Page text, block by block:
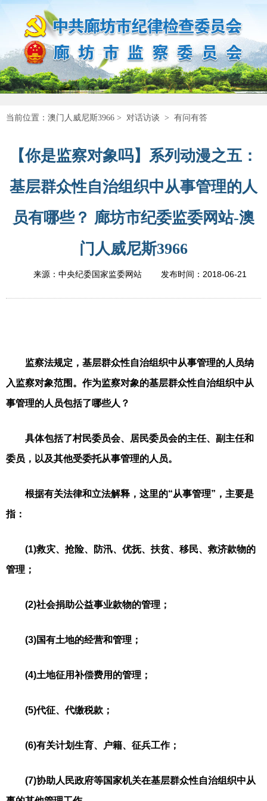
当前位置： 澳门人威尼斯3966 > 对话访谈 > 有问有答
【你是监察对象吗】系列动漫之五：
基层群众性自治组织中从事管理的人
员有哪些？ 廊坊市纪委监委网站-澳
门人威尼斯3966
来源：中央纪委国家监委网站 发布时间： 2018-06-21
监察法规定，基层群众性自治组织中从事管理的人员纳
入监察对象范围。作为监察对象的基层群众性自治组织中从
事管理的人员包括了哪些人？
具体包括了村民委员会、居民委员会的主任、副主任和
委员，以及其他受委托从事管理的人员。
根据有关法律和立法解释，这里的“从事管理”，主要是
指：
(1)救灾、抢险、防汛、优抚、扶贫、移民、救济款物的
管理；
(2)社会捐助公益事业款物的管理；
(3)国有土地的经营和管理；
(4)土地征用补偿费用的管理；
(5)代征、代缴税款；
(6)有关计划生育、户籍、征兵工作；
(7)协助人民政府等国家机关在基层群众性自治组织中从